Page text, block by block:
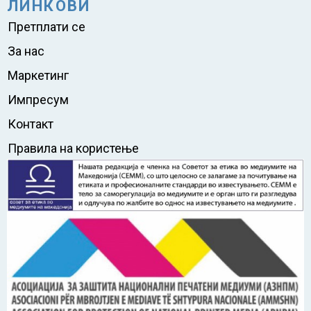
ЛИНКОВИ
Претплати се
За нас
Маркетинг
Импресум
Контакт
Правила на користење